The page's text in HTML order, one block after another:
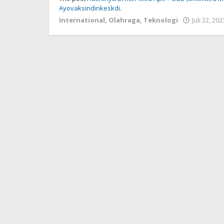
Ayovaksindinkeskdi.
International, Olahraga, Teknologi Juli 22,